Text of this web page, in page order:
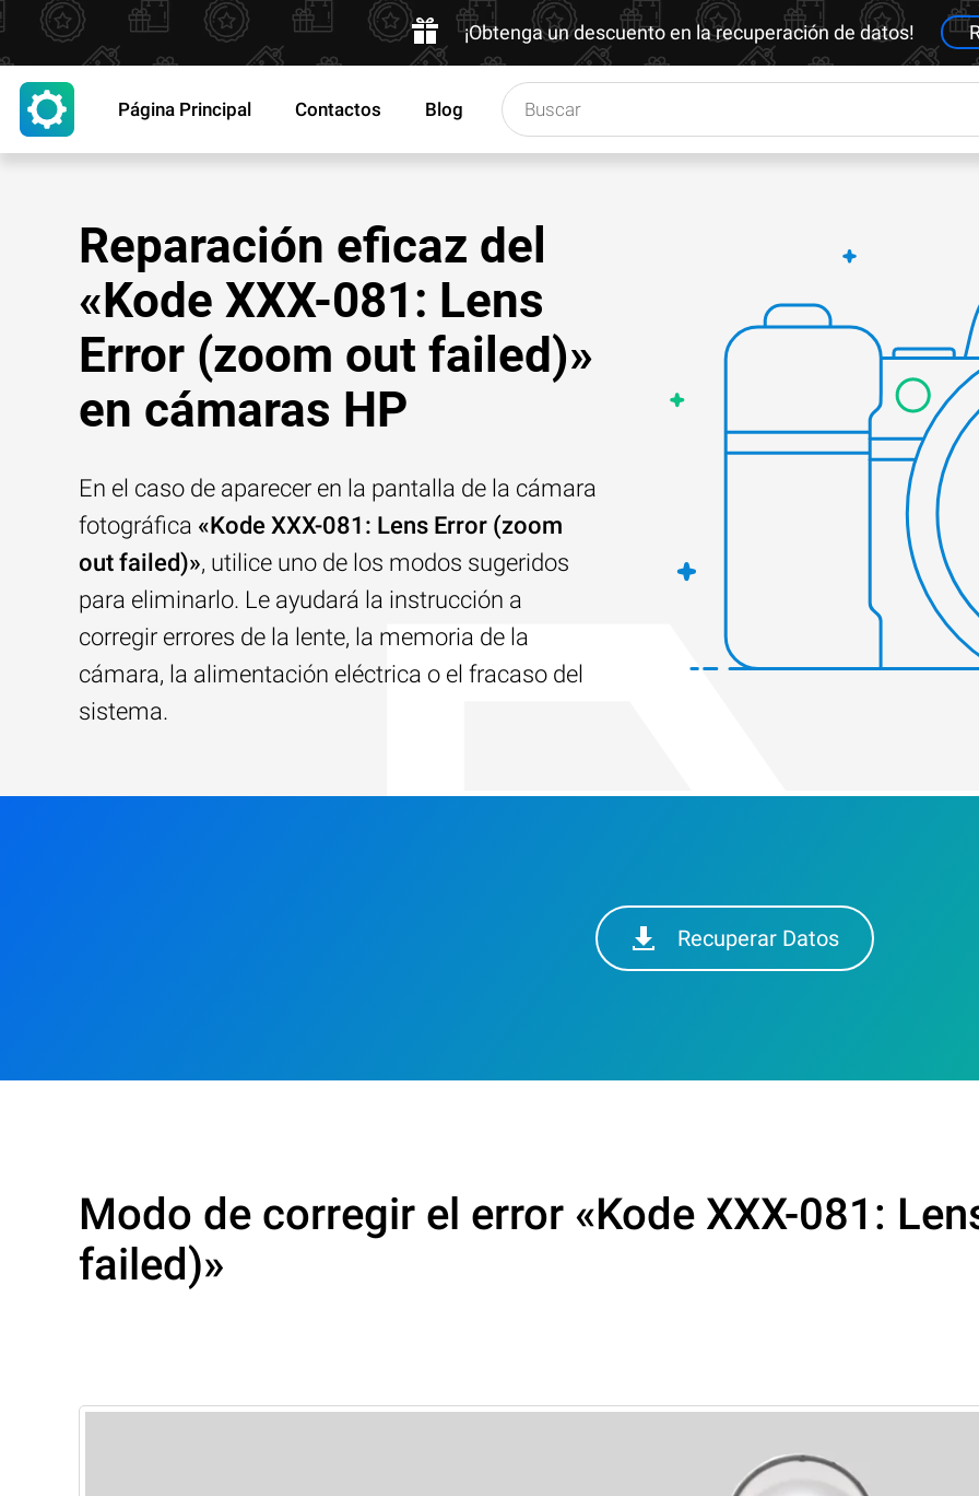
¡Obtenga un descuento en la recuperación de datos!
Página Principal Contactos Blog
Reparación eficaz del
«Kode XXX-081: Lens
Error (zoom out failed)»
en cámaras HP
En el caso de aparecer en la pantalla de la cámara
fotográfica «Kode XXX-081: Lens Error (zoom
out failed)», utilice uno de los modos sugeridos
para eliminarlo. Le ayudará la instrucción a
corregir errores de la lente, la memoria de la
cámara, la alimentación eléctrica o el fracaso del
sistema.
Recuperar Datos
Modo de corregir el error «Kode XXX-081:
failed)»